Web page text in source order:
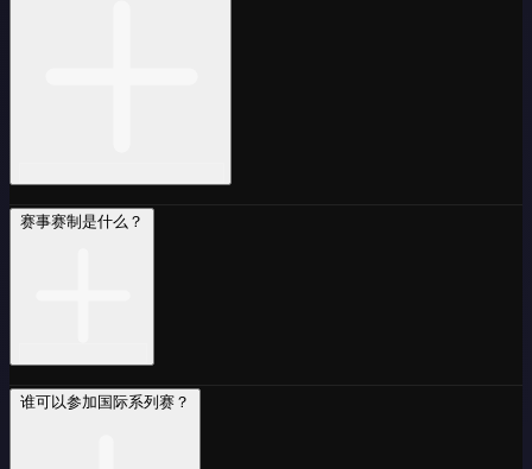
赛事赛制是什么？
谁可以参加国际系列赛？